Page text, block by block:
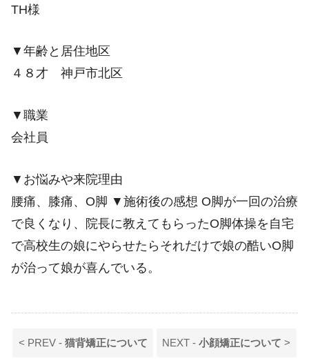
TH様
▼年齢と居住地区
４８才 神戸市北区
▼職業
会社員
▼お悩みや来院理由
腰痛、膝痛、O脚 ▼施術後の感想 O脚が一回の治療
で良くなり、院長に教えてもらったO脚体操を自宅
で高校生の娘にやらせたらそれだけで娘の酷いO脚
が治って娘が喜んでいる。
< PREV - 猫背矯正について NEXT -小顔矯正について >